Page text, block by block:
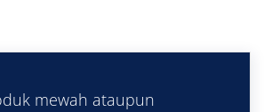
mewah ataupun